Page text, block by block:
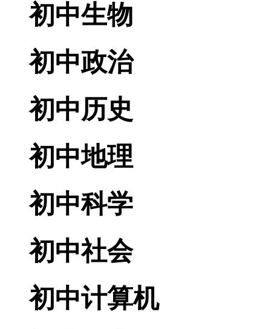
初中生物
初中政治
初中历史
初中地理
初中科学
初中社会
初中计算机